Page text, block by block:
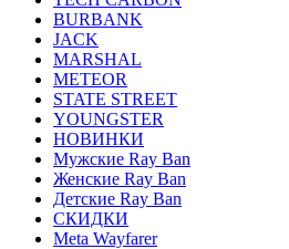
BURBANK
JACK
MARSHAL
METEOR
STATE STREET
YOUNGSTER
НОВИНКИ
Мужские Ray Ban
Женские Ray Ban
Детские Ray Ban
СКИДКИ
Meta Wayfarer